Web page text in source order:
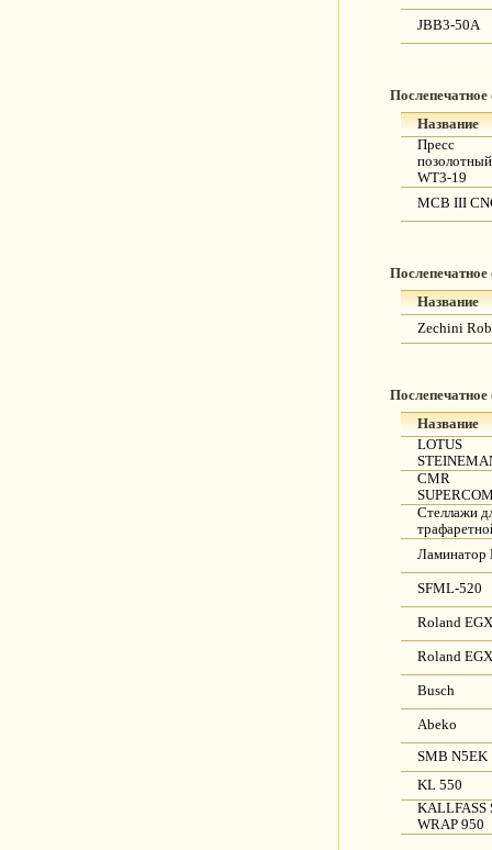
JBB3-50A
Послепечатное
Название
Пресс
позолотный
WT3-19
MCB III
Послепечатное
Название
Zechini
Послепечатное
Название
LOTUS
CMR
Стеллажи
Ламинатор
SFML-520
Roland
Roland
Busch
Abeko
SMB N5EK
KL 550
KALLFASS
WRAP 950